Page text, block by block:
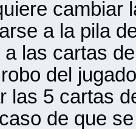
cambiar
a la pila
las cartas
del
las 5 cartas
de que se